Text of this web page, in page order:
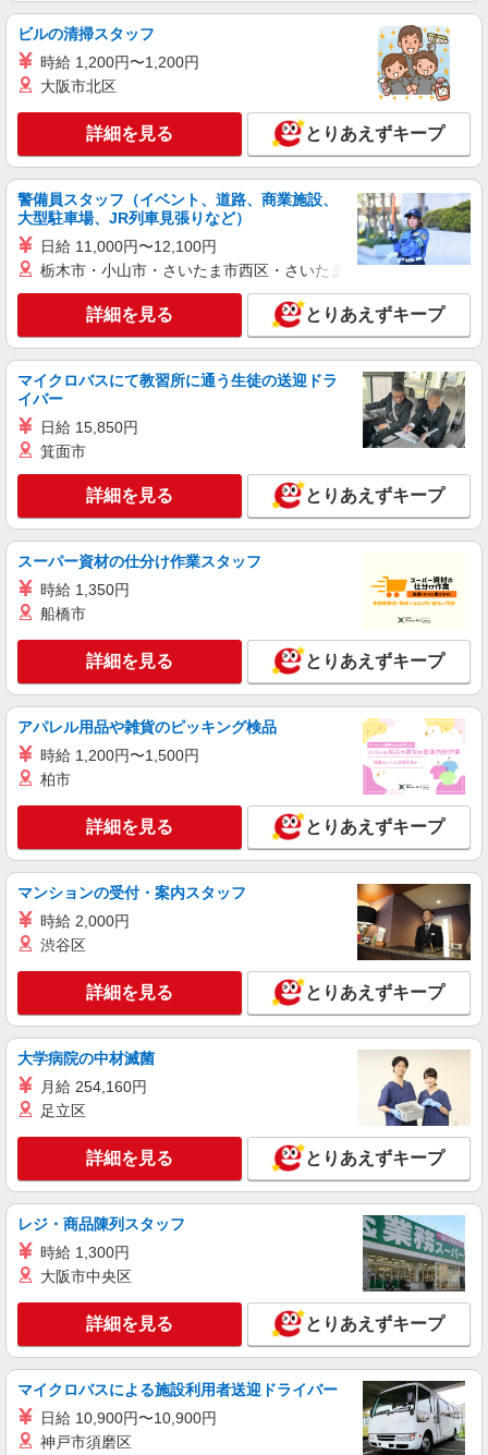
アルバイト パート
すき家 岡崎戸崎新町店
すき家の店舗スタッフ（接客・調理・清掃な
ど）
［2026/09/01〜2026/11/30］ 時給1,688円 ［通
常］ 時給1,563円
愛知県岡崎市戸崎新町2-1、2-2、2-3、2-4、2-
15の一部
キープ 詳細を見る
アルバイト パート
キッチン（フード）スタッフ
時給1200円 ※22:00以降は時給1500円 ※高校
生時給1160円 ※労働組合費あり（基本時給×月間
時間数×1.8％） ■土日・祝手当 土日・祝は時給＋
愛知県岡崎市三崎町3番地1
キープ 詳細を見る
すき家 岡崎緑丘店
すき家の店舗スタッフ（接客・調理・清掃な
ど）
時給1,200円 ※22:00〜翌5:00：時給1,500円 ※
高校生時給1,200円 ※早朝手当（5:00〜9:00）時給
キープ 詳細を見る
アルバイト パート
なか卯 岡崎大西店
接客・調理スタッフ（簡単な接客・調理・清
時給1450円
愛知県岡崎市大西2-16-1
キープ 詳細を見る
アルバイト
すき家の店舗スタッフ（接客・調理・清掃な
ど）
時給1,500円
愛知県岡崎市西大友町字杭穴92番地1
詳細を見る
パート
すき家 岡崎緑丘店
ど）
キープ 詳細を見る
アルバイト パート
なか卯 1国岡崎矢作店
接客・調理スタッフ（簡単な接客・調理・清
ビルの清掃スタッフ
時給 1,200円〜1,200円
大阪市北区
詳細を見る とりあえずキープ
警備員スタッフ（イベント、道路、商業施設、
大型駐車場、JR列車見張りなど）
日給 11,000円〜12,100円
栃木市・小山市・さいたま市西区・さいたま市岩槻区・久喜市・
詳細を見る とりあえずキープ
マイクロバスにて教習所に通う生徒の送迎ドラ
イバー
日給 15,850円
箕面市
詳細を見る とりあえずキープ
スーパー資材の仕分け作業スタッフ
時給 1,350円
船橋市
詳細を見る とりあえずキープ
アパレル用品や雑貨のピッキング検品
時給 1,200円〜1,500円
柏市
詳細を見る とりあえずキープ
マンションの受付・案内スタッフ
時給 2,000円
渋谷区
詳細を見る とりあえずキープ
大学病院の中材滅菌
月給 254,160円
足立区
詳細を見る とりあえずキープ
レジ・商品陳列スタッフ
時給 1,300円
大阪市中央区
詳細を見る とりあえずキープ
マイクロバスによる施設利用者送迎ドライバー
日給 10,900円〜10,900円
神戸市須磨区